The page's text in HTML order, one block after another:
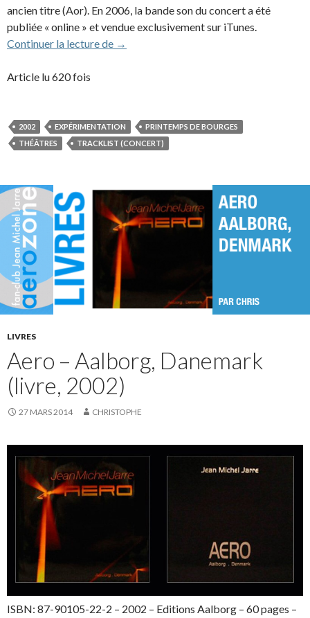
ancien titre (Aor). En 2006, la bande son du concert a été
publiée « online » et vendue exclusivement sur iTunes.
Continuer la lecture de 2002- Showcase au Printemps de
→
Article lu 620 fois
2002 EXPÉRIMENTATION
PRINTEMPS DE BOURGES
THÉÂTRES
TRACKLIST (CONCERT)
LIVRES
Aero – Aalborg, Danemark
(livre, 2002)
27 MARS 2014 CHRISTOPHE
ISBN: 87-90105-22-2 – 2002 – Editions Aalborg – 60 pages –